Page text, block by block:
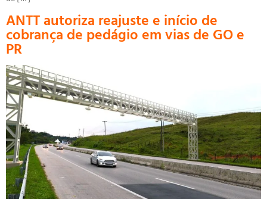
ANTT autoriza reajuste e início de
cobrança de pedágio em vias de GO e
PR